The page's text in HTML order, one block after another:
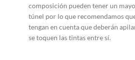
composición pueden tener un
túnel por lo que recomendamos
tengan en cuenta que deberán
se toquen las tintas entre sí.